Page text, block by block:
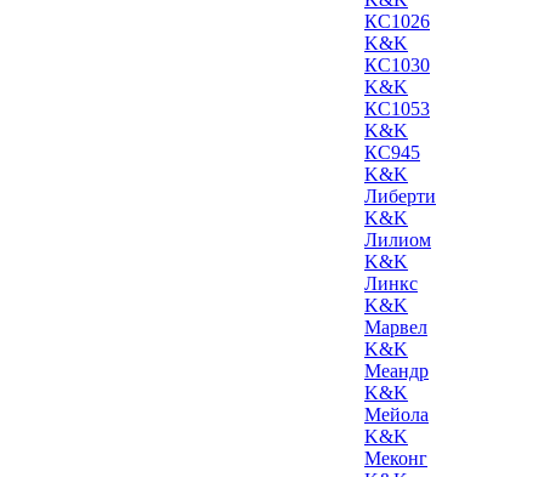
КС1026
K&K
КС1030
K&K
КС1053
K&K
КС945
K&K
Либерти
K&K
Лилиом
K&K
Линкс
K&K
Марвел
K&K
Меандр
K&K
Мейола
K&K
Меконг